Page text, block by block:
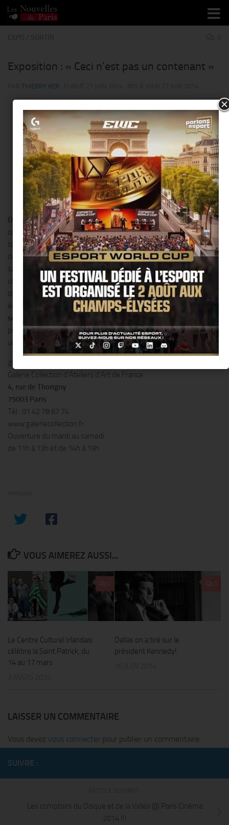
Skip to content
Exposition : « Ceci n’est pas un contenant »
THIERRY KER
© Marie Heele-Decoster
Onze artistesde la matière appréhendent la question du
contenant. Ils interrogent sa nature, son usage et sa destination
tout en dévoilant ses contradictions. Où se situe la valeur utilitaire
de l’objet ? À quel instant envisage-t-on un contenant au-delà de
sa fonction, comme objet de contemplation ? Perd-t-il son rôle
utilitaire dès lors qu’il devient sujet ? Multiplicité des formes,
diversité des matériaux… À travers une sélection d’œuvres
éclectiques et étonnantes, l’exposition, qui dure
septembre
perception d’objets pourtant si familiers. L’œuvre-objet devient ici
un prétexte à l’irruption du rêve et de la poésie dans la réalité.
Informations pratiques :
Galerie Collection d’Ateliers d’Art de France
4, rue de Thorigny
75003 Paris
Tél : 01 42 78 67 74
www.galeriecollection.fr
Ouverture du mardi au samedi
de 11h à 13h et de 14h à 19h
VOUS AIMEREZ AUSSI...
Le Centre Culturel Irlandais
célèbre la Saint Patrick, du
14 au 17 mars
Dallas on a tiré sur le
président Kennedy!
LAISSER UN COMMENTAIRE
Vous devez vous connecter pour publier un commentaire.
SUIVRE :
Les comptoirs du Disque et de la Vidéo @ Paris Cinéma
2014 !!!